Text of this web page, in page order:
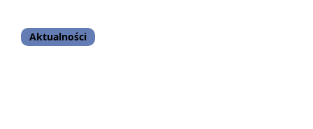
Aktualności